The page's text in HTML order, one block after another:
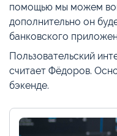
помощью мы можем
дополнительно он
банковского
Пользовательский
считает Фёдоров.
бэкенде.